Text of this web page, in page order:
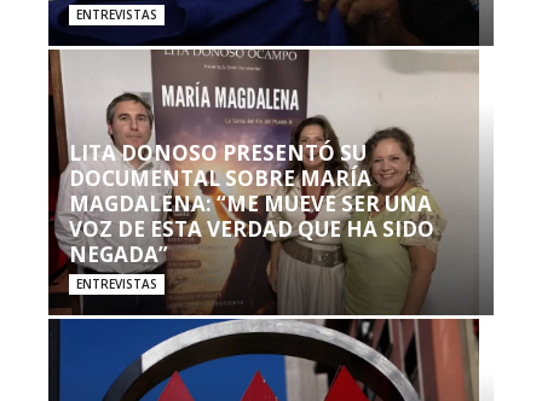
ENTREVISTAS
LITA DONOSO PRESENTÓ SU
DOCUMENTAL SOBRE MARÍA
MAGDALENA: “ME MUEVE SER UNA
VOZ DE ESTA VERDAD QUE HA SIDO
NEGADA”
ENTREVISTAS